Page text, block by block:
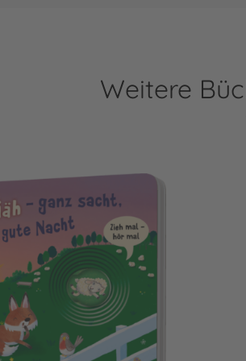
Weitere
- ganz sacht, sag gute Nacht